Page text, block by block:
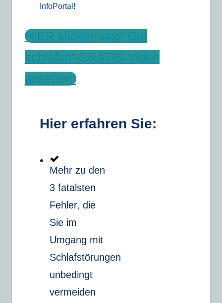
InfoPortal!
HIER klicken und 'Gut
schlafen'-GRATIS-Video
ansehen!
Hier erfahren Sie:
Mehr zu den
3 fatalsten
Fehler, die
Sie im
Umgang mit
Schlafstörungen
unbedingt
vermeiden